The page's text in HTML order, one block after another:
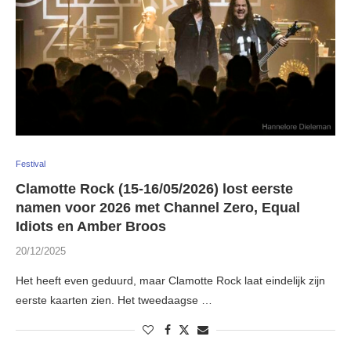
Festival
Clamotte Rock (15-16/05/2026) lost eerste
namen voor 2026 met Channel Zero, Equal
Idiots en Amber Broos
20/12/2025
Het heeft even geduurd, maar Clamotte Rock laat eindelijk zijn
eerste kaarten zien. Het tweedaagse …